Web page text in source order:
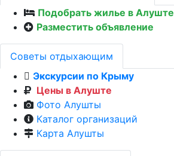
Подобрать жилье в Алуште
Разместить объявление
Советы отдыхающим
Экскурсии по Крыму
Цены в Алуште
Фото Алушты
Каталог организаций
Карта Алушты